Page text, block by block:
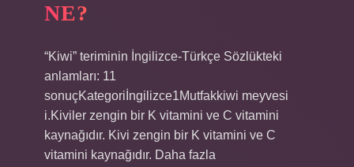
NE?
“Kiwi” teriminin İngilizce-Türkçe Sözlükteki
anlamları: 11
sonuçKategoriİngilizce1Mutfakkiwi meyvesi
i.Kiviler zengin bir K vitamini ve C vitamini
kaynağıdır. Kivi zengin bir K vitamini ve C
vitamini kaynağıdır. Daha fazla